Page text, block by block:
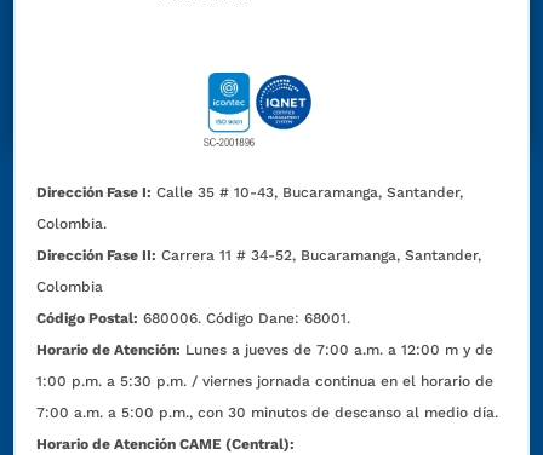
Dirección Fase I: Calle 35 # 10-43, Bucaramanga, Santander,
Colombia.
Dirección Fase II: Carrera 11 # 34-52, Bucaramanga, Santander,
Colombia
Código Postal: 680006. Código Dane: 68001.
Horario de Atención: Lunes a jueves de 7:00 a.m. a 12:00 m y de
1:00 p.m. a 5:30 p.m. / viernes jornada continua en el horario de
7:00 a.m. a 5:00 p.m., con 30 minutos de descanso al medio día.
Horario de Atención CAME (Central):